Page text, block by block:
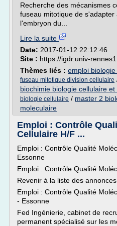
Recherche des mécanismes
fuseau mitotique de
l'embryon du...
Lire la suite
Date: 2017-01-12 22:12:46
Site : https://igdr.univ-
Thèmes liés : emploi
fuseau mitotique division cellulaire
biochimie biologie cellulaire
biologie cellulaire / master 2
moleculaire
Emploi : Contrôle
Cellulaire H/F ...
Emploi : Contrôle Qualité
Essonne
Emploi : Contrôle Qualité
Revenir à la liste des
Emploi : Contrôle Qualité
- Essonne
Fed Ingénierie, cabinet de
permanent spécialisé sur les